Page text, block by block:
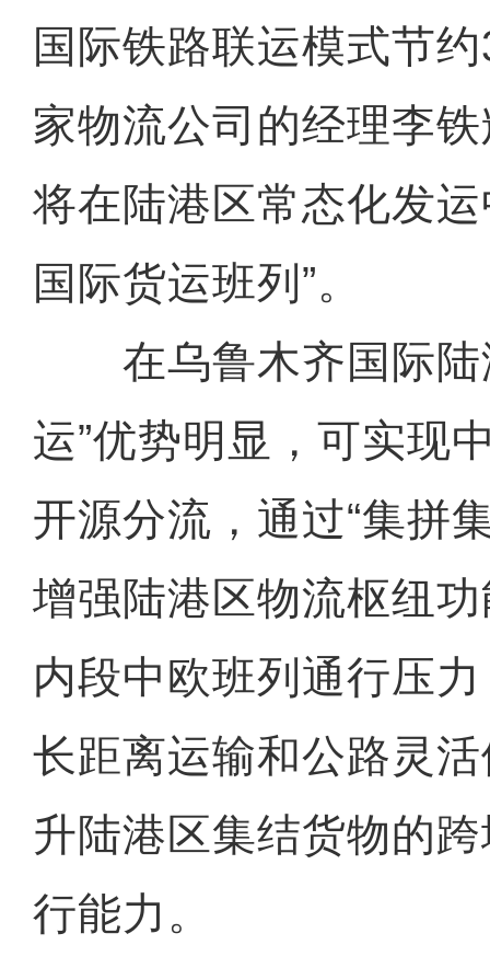
国际铁路联运模式节
家物流公司的经理李
将在陆港区常态化发
国际货运班列”。
在乌鲁木齐国际陆
运”优势明显，可实现
开源分流，通过“集拼
增强陆港区物流枢纽
内段中欧班列通行压
长距离运输和公路灵
升陆港区集结货物的
行能力。